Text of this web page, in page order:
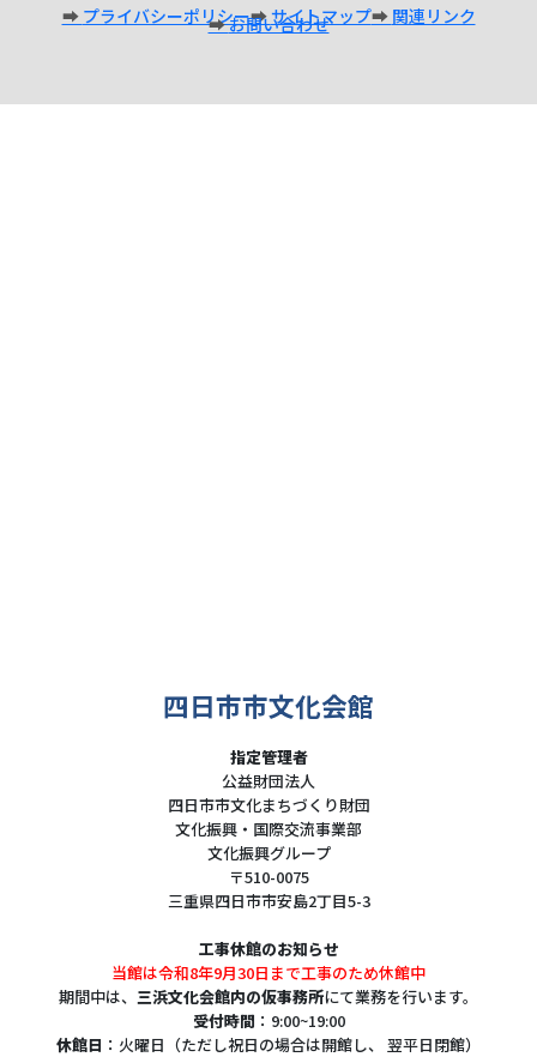
プライバシーポリシー サイトマップ 関連リンク
お問い合わせ
四日市市文化会館
指定管理者
公益財団法人
四日市市文化まちづくり財団
文化振興・国際交流事業部
文化振興グループ
〒510-0075
三重県四日市市安島2丁目5-3
工事休館のお知らせ
当館は令和8年9月30日まで工事のため休館中
期間中は、 三浜文化会館内の仮事務所にて業務を行います。
受付時間 ：9:00~19:00
休館日 ：火曜日（ただし祝日の場合は開館し、 翌平日閉館）